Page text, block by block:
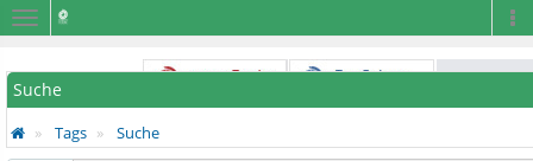
Navigation
Suche
Tags Suche